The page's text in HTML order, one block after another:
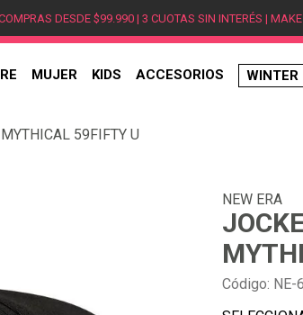
DESDE $99.990 | 3 CUOTAS SIN INTERÉS |
MUJER KIDS ACCESORIOS WINTER
59FIFTY U
NEW ERA
Código: NE-
1 .
hombre